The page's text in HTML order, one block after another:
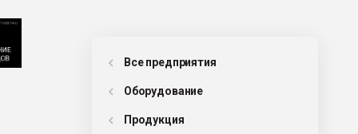
Все предприятия
Оборудованиe
Продукция